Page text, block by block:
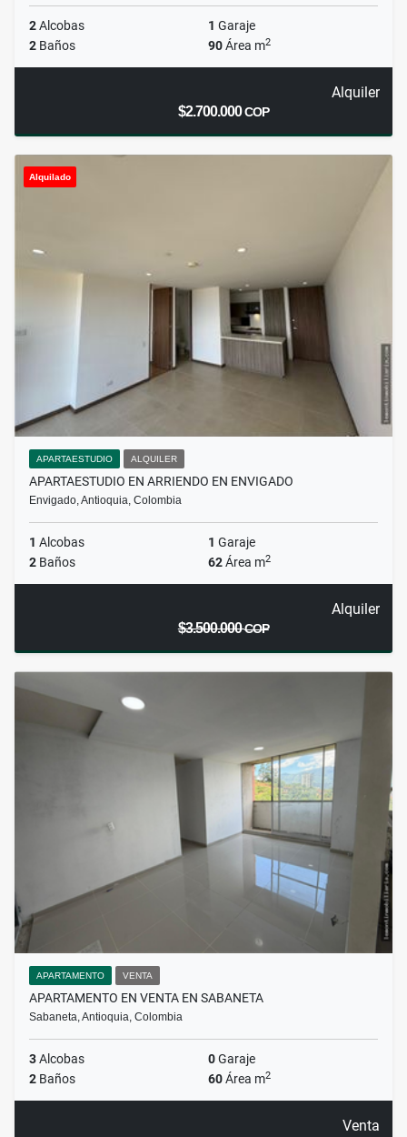
2Alcobas 1 Garaje
2 Baños 90Área m2
Alquiler
$2.700.000COP
Alquilado
APARTAESTUDIO ALQUILER
APARTAESTUDIO EN ARRIENDO EN ENVIGADO
Envigado, Antioquia, Colombia
1 Alcobas 1 Garaje
2 Baños 62Área m2
Alquiler
$3.500.000COP
APARTAMENTO VENTA
APARTAMENTO EN VENTA EN SABANETA
Sabaneta, Antioquia, Colombia
3Alcobas 0Garaje
2 Baños 60Área m2
Venta